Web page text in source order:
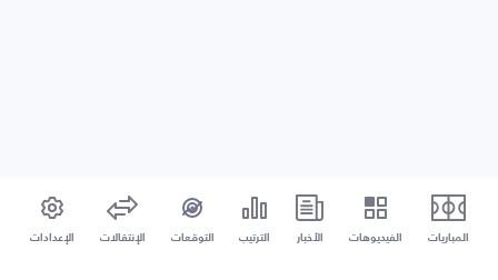
المباريات الفيديوهات الأخبار الترتيب التوقعات الإنتقالات الإعدادات